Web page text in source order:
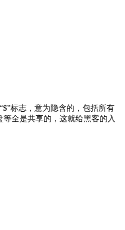
标志，意为隐含的，包括所有
全是共享的，这就给黑客的入